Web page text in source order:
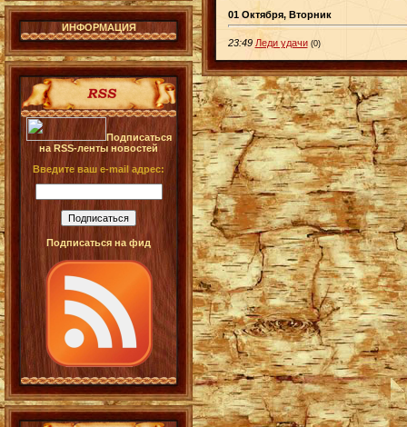
ИНФОРМАЦИЯ
Подписаться
на RSS-ленты новостей
Введите ваш e-mail адрес:
Подписаться на фид
01 Октября, Вторник
23:49 Леди удачи (0)